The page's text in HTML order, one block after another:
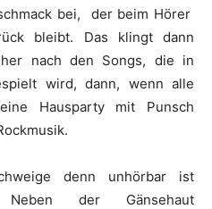
bei, der beim Hörer
bleibt. Das klingt dann
nach den Songs, die in
wird, dann, wenn alle
Hausparty mit Punsch
denn unhörbar ist
der Gänsehaut